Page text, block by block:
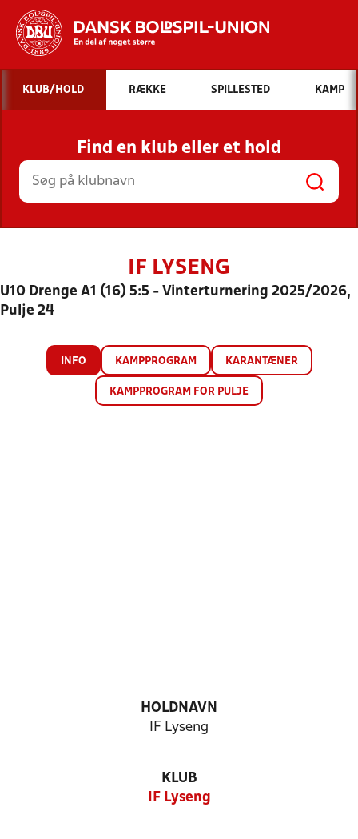
Hvad vil du søge efter?
INDHOLD OG NYHEDER
STILLINGER, RESULTATER, KLUBBER OG
HOLD
KLUB/HOLD RÆKKE SPILLESTED KAMP
Find en klub eller et hold
IF LYSENG
U10 Drenge A1 (16) 5:5 - Vinterturnering 2025/2026,
Pulje 24
INFO KAMPPROGRAM KARANTÆNER
KAMPPROGRAM FOR PULJE
HOLDNAVN
IF Lyseng
KLUB
IF Lyseng